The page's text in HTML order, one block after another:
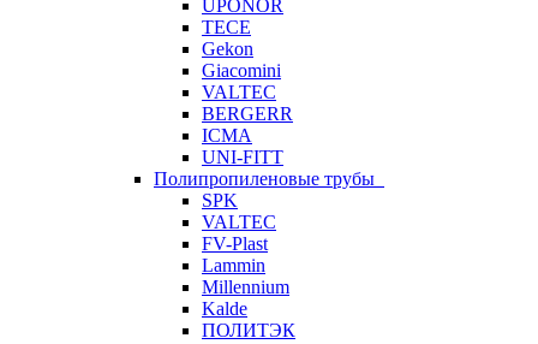
UPONOR
TECE
Gekon
Giacomini
VALTEC
BERGERR
ICMA
UNI-FITT
Полипропиленовые трубы
SPK
VALTEC
FV-Plast
Lammin
Millennium
Kalde
ПОЛИТЭК